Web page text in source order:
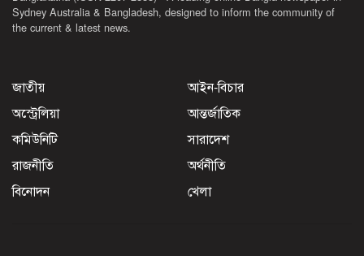
Sydney Australia & Bangladesh, designed to inform the community of
the current & latest news.
জাতীয়
আইন-বিচার
অস্ট্রেলিয়া
আন্তর্জাতিক
কমিউনিটি
সারাদেশ
রাজনীতি
অর্থনীতি
বিনোদন
খেলা